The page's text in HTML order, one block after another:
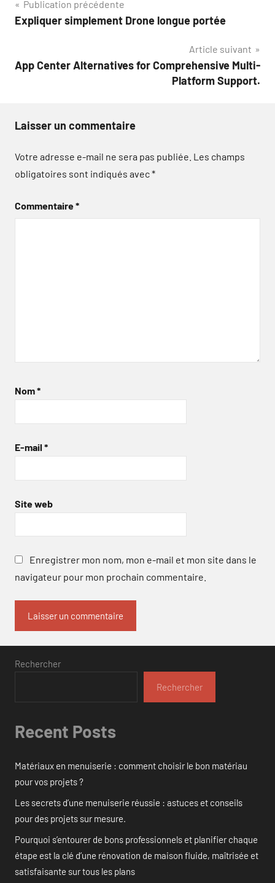
Navigation
de
Publication précédente
Expliquer simplement Drone longue portée
Article suivant
App Center Alternatives for Comprehensive Multi-
Platform Support.
Laisser un commentaire
Votre adresse e-mail ne sera pas publiée. Les champs
obligatoires sont indiqués avec*
Commentaire*
Nom*
E-mail *
Site web
Enregistrer mon nom, mon e-mail et mon site dans le
navigateur pour mon prochain commentaire.
Rechercher
Rechercher
Recent Posts
Matériaux en menuiserie : comment choisir le bon matériau
pour vos projets ?
Les secrets d’une menuiserie réussie : astuces et conseils
pour des projets sur mesure.
Pourquoi s’entourer de bons professionnels et planifier chaque
étape est la clé d’une rénovation de maison fluide, maîtrisée et
satisfaisante sur tous les plans